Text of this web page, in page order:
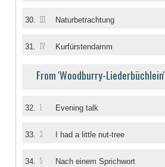
30. III Naturbetrachtung
31. IV Kurfürstendamm
From 'Woodburry-Liederbüchlein'
32. 1 Evening talk
33. 2 I had a little nut-tree
34. 5 Nach einem Sprichwort